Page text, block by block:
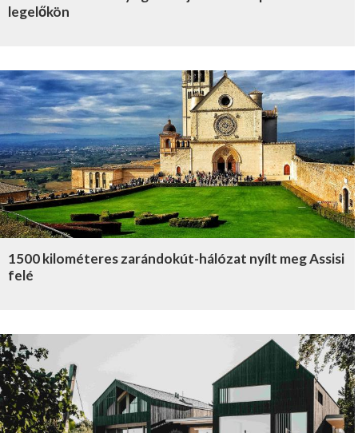
legelőkön
1500 kilométeres zarándokút-hálózat nyílt meg Assisi
felé